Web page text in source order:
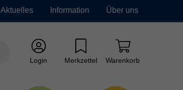
Aktuelles Information Über uns
Login Merkzettel Warenkorb